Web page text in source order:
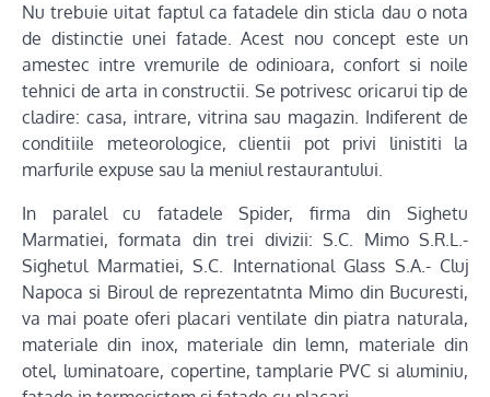
Nu trebuie uitat faptul ca fatadele din sticla dau o nota
de distinctie unei fatade. Acest nou concept este un
amestec intre vremurile de odinioara, confort si noile
tehnici de arta in constructii. Se potrivesc oricarui tip de
cladire: casa, intrare, vitrina sau magazin. Indiferent de
conditiile meteorologice, clientii pot privi linistiti la
marfurile expuse sau la meniul restaurantului.
In paralel cu fatadele Spider, firma din Sighetu
Marmatiei, formata din trei divizii: S.C. Mimo S.R.L.-
Sighetul Marmatiei, S.C. International Glass S.A.- Cluj
Napoca si Biroul de reprezentatnta Mimo din Bucuresti,
va mai poate oferi placari ventilate din piatra naturala,
materiale din inox, materiale din lemn, materiale din
otel, luminatoare, copertine, tamplarie PVC si aluminiu,